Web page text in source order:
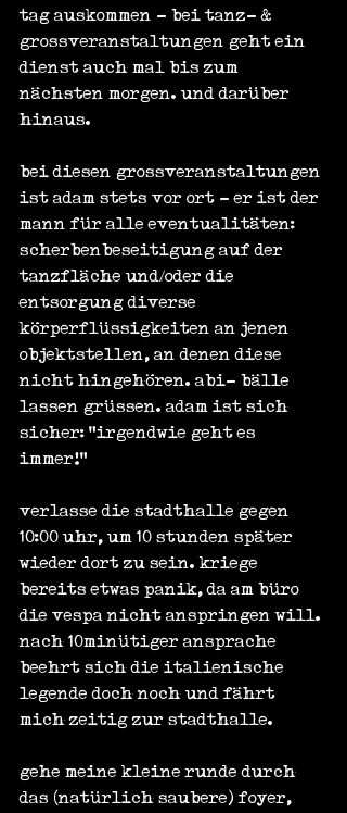
tag auskommen - bei tanz- &
grossveranstaltungen geht ein
dienst auch mal bis zum
nächsten morgen. und darüber
hinaus.
bei diesen grossveranstaltungen
ist adam stets vor ort - er ist der
mann für alle eventualitäten:
scherbenbeseitigung auf der
tanzfläche und/oder die
entsorgung diverse
körperflüssigkeiten an jenen
objektstellen, an denen diese
nicht hingehören. abi- bälle
lassen grüssen. adam ist sich
sicher: "irgendwie geht es
immer!"
verlasse die stadthalle gegen
10:00 uhr, um 10 stunden später
wieder dort zu sein. kriege
bereits etwas panik, da am büro
die vespa nicht anspringen will.
nach 10minütiger ansprache
beehrt sich die italienische
legende doch noch und fährt
mich zeitig zur stadthalle.
gehe meine kleine runde durch
das (natürlich saubere) foyer,